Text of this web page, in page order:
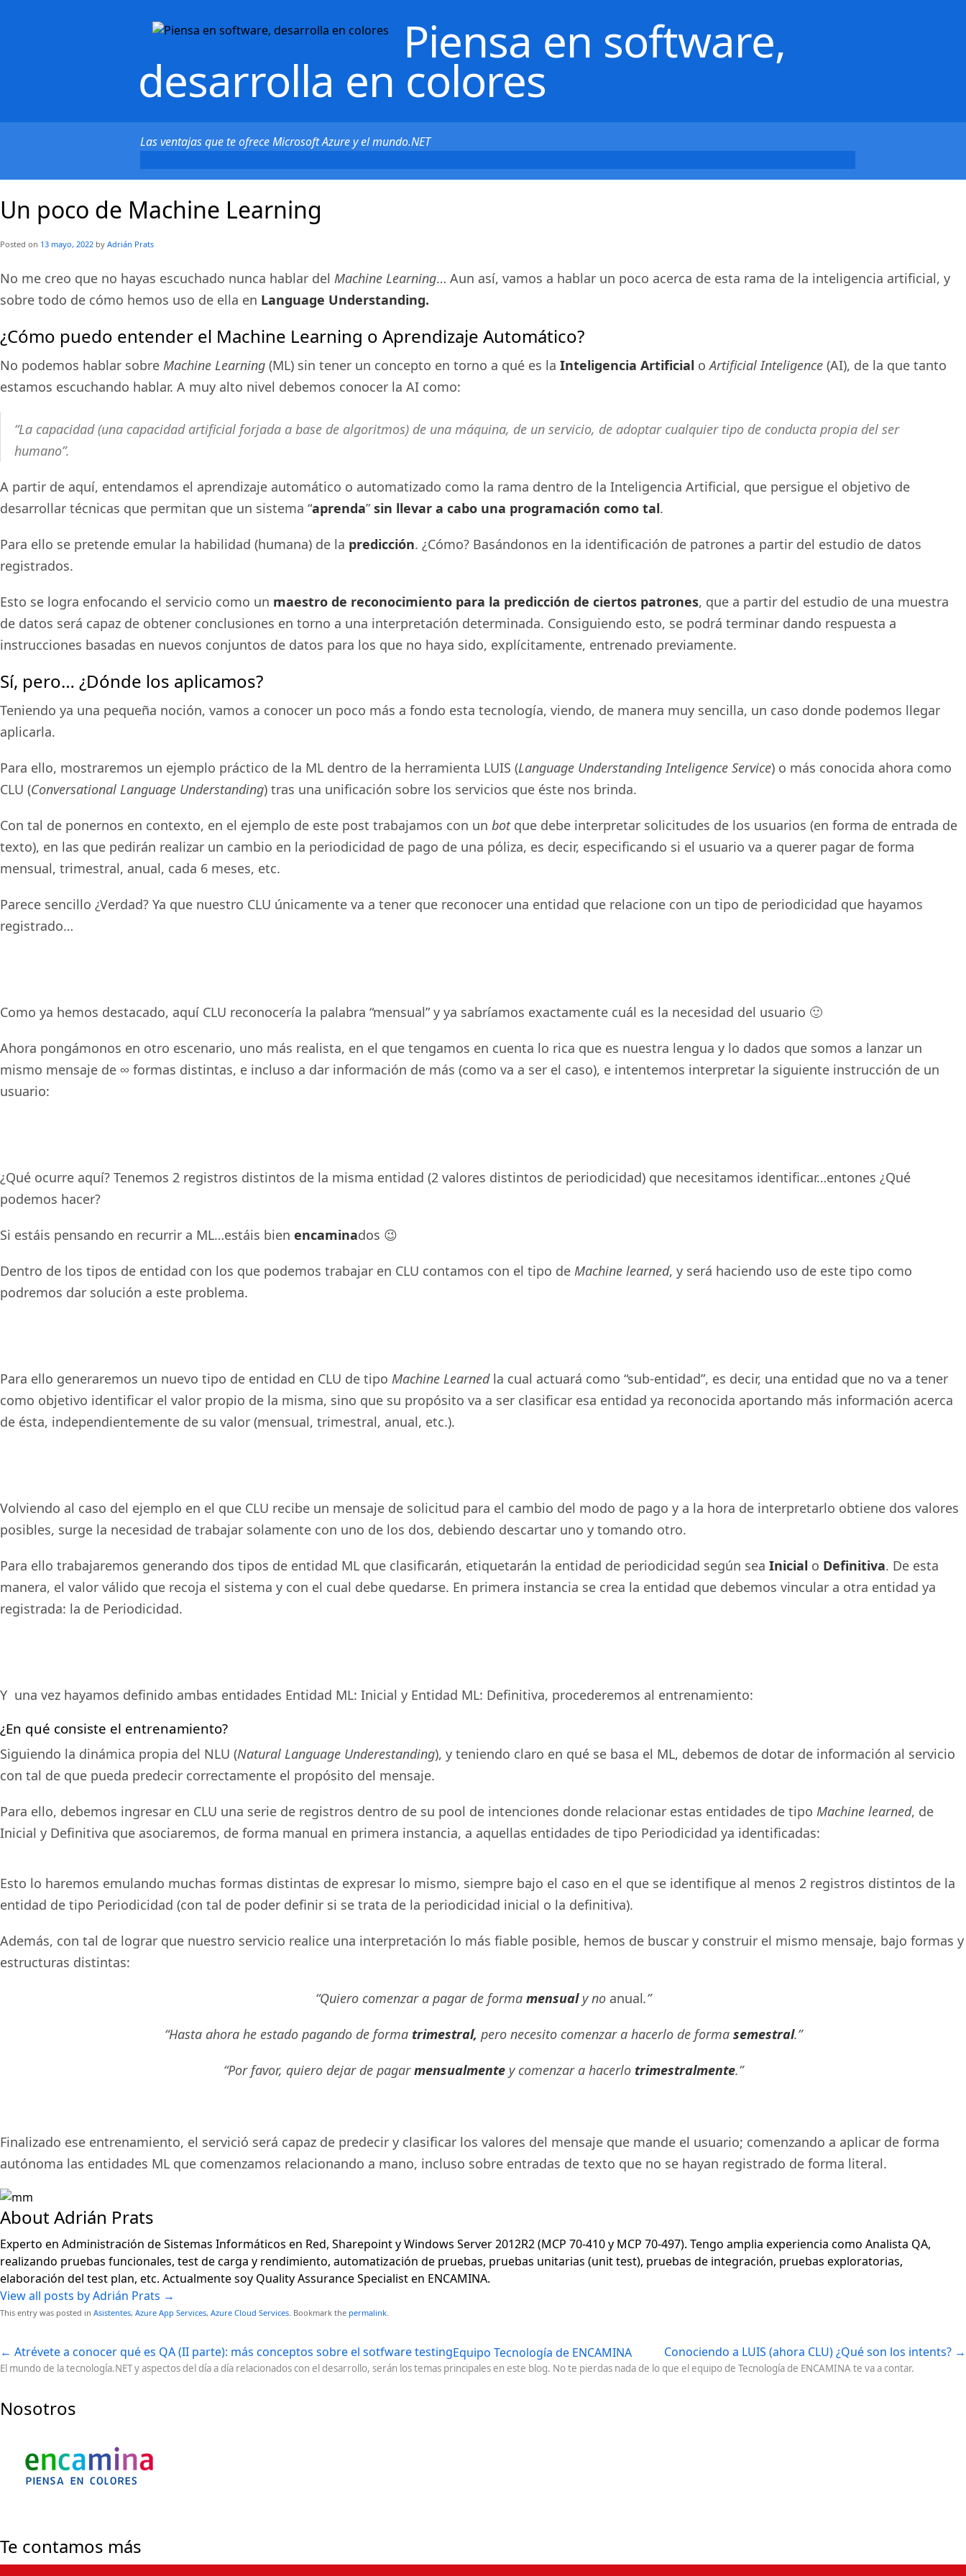
Piensa en software,
desarrolla en colores
Las ventajas que te ofrece Microsoft Azure y el mundo.NET
Un poco de Machine Learning
Posted on 13 mayo, 2022 by Adrián Prats
No me creo que no hayas escuchado nunca hablar del Machine Learning… Aun así, vamos a hablar un poco acerca de esta rama de la inteligencia artificial, y
sobre todo de cómo hemos uso de ella en Language Understanding.
¿Cómo puedo entender el Machine Learning o Aprendizaje Automático?
No podemos hablar sobre Machine Learning (ML) sin tener un concepto en torno a qué es la Inteligencia Artificial oArtificial Inteligence (AI), de la que tanto
estamos escuchando hablar. A muy alto nivel debemos conocer la AI como:
“La capacidad (una capacidad artificial forjada a base de algoritmos) de una máquina, de un servicio, de adoptar cualquier tipo de conducta propia del ser
humano”.
A partir de aquí, entendamos el aprendizaje automático o automatizado como la rama dentro de la Inteligencia Artificial, que persigue el objetivo de
desarrollar técnicas que permitan que un sistema “aprenda” sin llevar a cabo una programación como tal.
Para ello se pretende emular la habilidad (humana) de la predicción. ¿Cómo? Basándonos en la identificación de patrones a partir del estudio de datos
registrados.
Esto se logra enfocando el servicio como un maestro de reconocimiento para la predicción de ciertos patrones, que a partir del estudio de una muestra
de datos será capaz de obtener conclusiones en torno a una interpretación determinada. Consiguiendo esto, se podrá terminar dando respuesta a
instrucciones basadas en nuevos conjuntos de datos para los que no haya sido, explícitamente, entrenado previamente.
Sí, pero… ¿Dónde los aplicamos?
Teniendo ya una pequeña noción, vamos a conocer un poco más a fondo esta tecnología, viendo, de manera muy sencilla, un caso donde podemos llegar
aplicarla.
Para ello, mostraremos un ejemplo práctico de la ML dentro de la herramienta LUIS (Language Understanding Inteligence Service) o más conocida ahora como
CLU (Conversational Language Understanding) tras una unificación sobre los servicios que éste nos brinda.
Con tal de ponernos en contexto, en el ejemplo de este post trabajamos con un botque debe interpretar solicitudes de los usuarios (en forma de entrada de
texto), en las que pedirán realizar un cambio en la periodicidad de pago de una póliza, es decir, especificando si el usuario va a querer pagar de forma
mensual, trimestral, anual, cada 6 meses, etc.
Parece sencillo ¿Verdad? Ya que nuestro CLU únicamente va a tener que reconocer una entidad que relacione con un tipo de periodicidad que hayamos
registrado…
Como ya hemos destacado, aquí CLU reconocería la palabra “mensual” y ya sabríamos exactamente cuál es la necesidad del usuario 🙂
Ahora pongámonos en otro escenario, uno más realista, en el que tengamos en cuenta lo rica que es nuestra lengua y lo dados que somos a lanzar un
mismo mensaje de ∞ formas distintas, e incluso a dar información de más (como va a ser el caso), e intentemos interpretar la siguiente instrucción de un
usuario:
¿Qué ocurre aquí? Tenemos 2 registros distintos de la misma entidad (2 valores distintos de periodicidad) que necesitamos identificar…entones ¿Qué
podemos hacer?
Si estáis pensando en recurrir a ML…estáis bien encaminados 😉
Dentro de los tipos de entidad con los que podemos trabajar en CLU contamos con el tipo de Machine learned, y será haciendo uso de este tipo como
podremos dar solución a este problema.
Para ello generaremos un nuevo tipo de entidad en CLU de tipo Machine Learnedla cual actuará como “sub-entidad”, es decir, una entidad que no va a tener
como objetivo identificar el valor propio de la misma, sino que su propósito va a ser clasificar esa entidad ya reconocida aportando más información acerca
de ésta, independientemente de su valor (mensual, trimestral, anual, etc.).
Volviendo al caso del ejemplo en el que CLU recibe un mensaje de solicitud para el cambio del modo de pago y a la hora de interpretarlo obtiene dos valores
posibles, surge la necesidad de trabajar solamente con uno de los dos, debiendo descartar uno y tomando otro.
Para ello trabajaremos generando dos tipos de entidad ML que clasificarán, etiquetarán la entidad de periodicidad según sea Inicial o Definitiva. De esta
manera, el valor válido que recoja el sistema y con el cual debe quedarse. En primera instancia se crea la entidad que debemos vincular a otra entidad ya
registrada: la de Periodicidad.
Y una vez hayamos definido ambas entidades Entidad ML: Inicial y Entidad ML: Definitiva, procederemos al entrenamiento:
¿En qué consiste el entrenamiento?
Siguiendo la dinámica propia del NLU (Natural Language Underestanding), y teniendo claro en qué se basa el ML, debemos de dotar de información al servicio
con tal de que pueda predecir correctamente el propósito del mensaje.
Para ello, debemos ingresar en CLU una serie de registros dentro de su pool de intenciones donde relacionar estas entidades de tipo Machine learned, de
Inicial y Definitiva que asociaremos, de forma manual en primera instancia, a aquellas entidades de tipo Periodicidad ya identificadas:
Esto lo haremos emulando muchas formas distintas de expresar lo mismo, siempre bajo el caso en el que se identifique al menos 2 registros distintos de la
entidad de tipo Periodicidad (con tal de poder definir si se trata de la periodicidad inicial o la definitiva).
Además, con tal de lograr que nuestro servicio realice una interpretación lo más fiable posible, hemos de buscar y construir el mismo mensaje, bajo formas y
estructuras distintas:
“Quiero comenzar a pagar de forma mensualy no anual.”
“Hasta ahora he estado pagando de forma trimestral, pero necesito comenzar a hacerlo de forma semestral.”
“Por favor, quiero dejar de pagarmensualmentey comenzar a hacerlo trimestralmente.”
Finalizado ese entrenamiento, el servició será capaz de predecir y clasificar los valores del mensaje que mande el usuario; comenzando a aplicar de forma
autónoma las entidades ML que comenzamos relacionando a mano, incluso sobre entradas de texto que no se hayan registrado de forma literal.
About Adrián Prats
Experto en Administración de Sistemas Informáticos en Red, Sharepoint y Windows Server 2012R2 (MCP 70-410 y MCP 70-497). Tengo amplia experiencia como Analista QA,
realizando pruebas funcionales, test de carga y rendimiento, automatización de pruebas, pruebas unitarias (unit test), pruebas de integración, pruebas exploratorias,
elaboración del test plan, etc. Actualmente soy Quality Assurance Specialist en ENCAMINA.
View all posts by Adrián Prats →
This entry was posted in Asistentes, Azure App Services, Azure Cloud Services. Bookmark the permalink.
← Atrévete a conocer qué es QA (II parte): más conceptos sobre el sotfware testing Conociendo a LUIS (ahora CLU) ¿Qué son los intents? →
Equipo Tecnología de ENCAMINA
El mundo de la tecnología.NET y aspectos del día a día relacionados con el desarrollo, serán los temas principales en este blog. No te pierdas nada de lo que el equipo de Tecnología de ENCAMINA te va a contar.
Nosotros
Te contamos más